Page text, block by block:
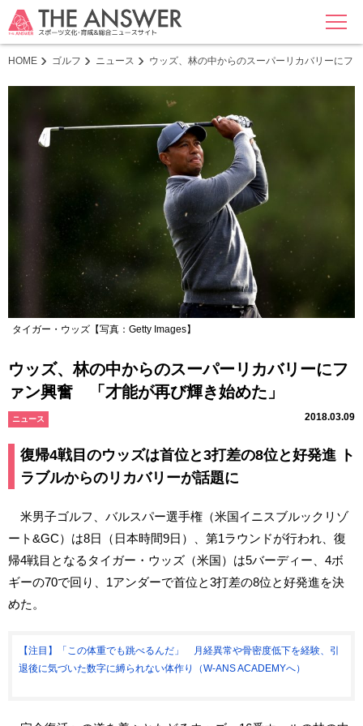
MENU
HOME ゴルフ ニュース ウッズ、林の中からのスーパーリカバリーに
タイガー・ウッズ【写真：Getty Images】
ウッズ、林の中からのスーパーリカバリーにフ
ァン興奮 「才能が再び輝き始めた」
ニュース 2018.03.09
復帰4戦目のウッズは首位と3打差の8位と好発進 ト
ラブルからのリカバリーが話題に
米男子ゴルフ、バルスパー選手権（米国イニスブルックリゾ
ート&GC）は8日（日本時間9日）、第1ラウンドが行われ、復
帰4戦目となるタイガー・ウッズ（米国）は5バーディー、4ボ
ギーの70で回り、1アンダーで首位と3打差の8位と好発進を決
めた。
【注目】「この体重でも跳べるんだ」 月経異常や骨密度低下を経験、引
退後に気づいた数字に縛られない体作り（W-ANS ACADEMYへ）